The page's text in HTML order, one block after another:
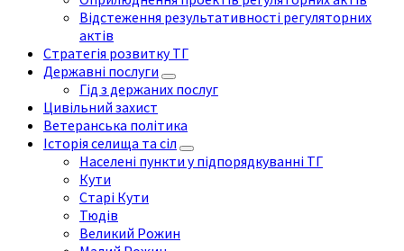
Відстеження результативності регуляторних
актів
Стратегія розвитку ТГ
Державні послуги
Гід з держаних послуг
Цивільний захист
Ветеранська політика
Історія селища та сіл
Населені пункти у підпорядкуванні ТГ
Кути
Старі Кути
Тюдів
Великий Рожин